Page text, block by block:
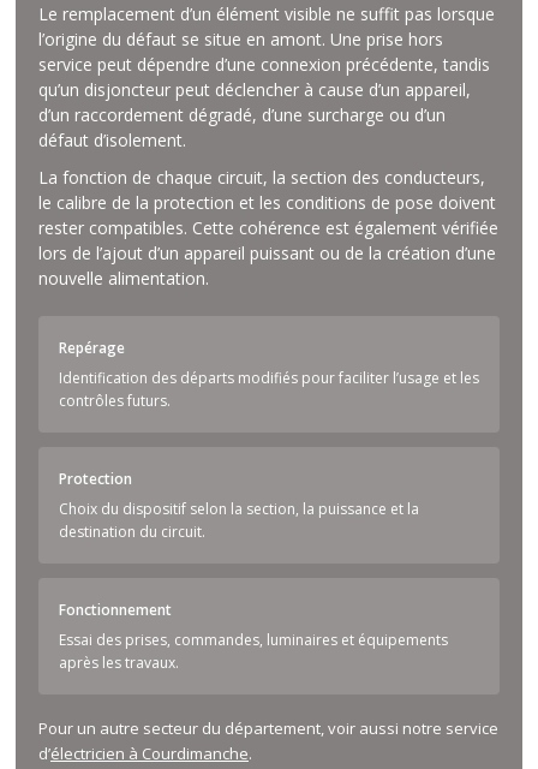
Le remplacement d’un élément visible ne suffit pas lorsque
l’origine du défaut se situe en amont. Une prise hors
service peut dépendre d’une connexion précédente, tandis
qu’un disjoncteur peut déclencher à cause d’un appareil,
d’un raccordement dégradé, d’une surcharge ou d’un
défaut d’isolement.
La fonction de chaque circuit, la section des conducteurs,
le calibre de la protection et les conditions de pose doivent
rester compatibles. Cette cohérence est également vérifiée
lors de l’ajout d’un appareil puissant ou de la création d’une
nouvelle alimentation.
Repérage
Identification des départs modifiés pour faciliter l’usage et les
contrôles futurs.
Protection
Choix du dispositif selon la section, la puissance et la
destination du circuit.
Fonctionnement
Essai des prises, commandes, luminaires et équipements
après les travaux.
Pour un autre secteur du département, voir aussi notre service
d’électricien à Courdimanche.